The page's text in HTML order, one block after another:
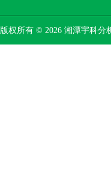
版权所有 © 2026 湘潭宇科分